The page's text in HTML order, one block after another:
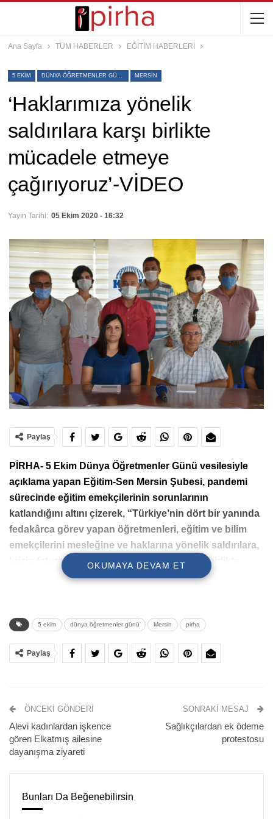
Ana Sayfa TÜM HABERLER EĞİTİM HABERLERİ
5 EKIM DÜNYA ÖĞRETMENLER GÜNÜ MERSIN
‘Haklarımıza yönelik
saldırılara karşı birlikte
mücadele etmeye
çağırıyoruz’-VİDEO
Yayın Tarihi: 05 Ekim 2020 - 16:32
Paylaş
PİRHA- 5 Ekim Dünya Öğretmenler Günü vesilesiyle
açıklama yapan Eğitim-Sen Mersin Şubesi, pandemi
sürecinde eğitim emekçilerinin sorunlarının
katlandığını altını çizerek, “Türkiye’nin dört bir yanında
fedakârca görev yapan öğretmenleri, eğitim ve bilim
emekçilerini mesleğine ve haklarına yönelik saldırılara,
krizin faturasının sırtımıza yıkılmasına karşı birlikte
mücadele etmeye, haklarımıza ve geleceğimize sahip
Haberin videosu;
Günü vesilesiyle bir basın açıklaması düzenledi.
OKUMAYA DEVAM ET
5 ekim dünya öğretmenler günü Mersin pirha
Paylaş
ÖNCEKI GÖNDERI
Alevi kadınlardan işkence
gören Elkatmış ailesine
dayanışma ziyareti
SONRAKI MESAJ
Sağlıkçılardan ek ödeme
protestosu
Bunları Da Beğenebilirsin